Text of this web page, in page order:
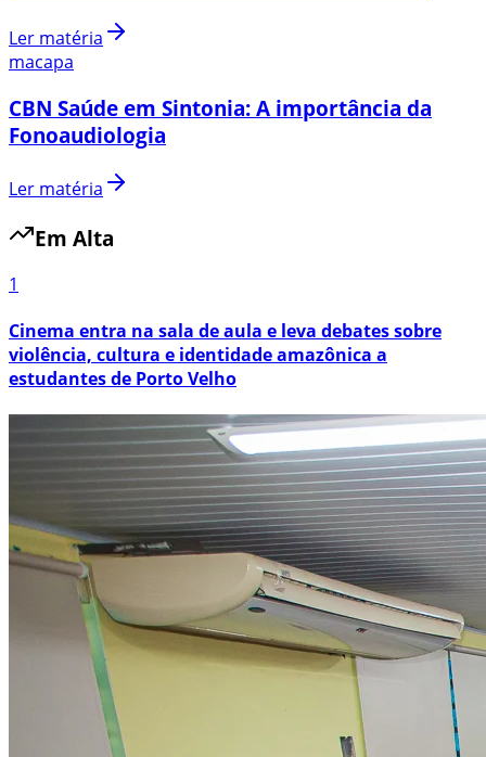
Ler matéria
macapa
CBN Saúde em Sintonia: A importância da
Fonoaudiologia
Ler matéria
Em Alta
1
Cinema entra na sala de aula e leva debates sobre
violência, cultura e identidade amazônica a
estudantes de Porto Velho